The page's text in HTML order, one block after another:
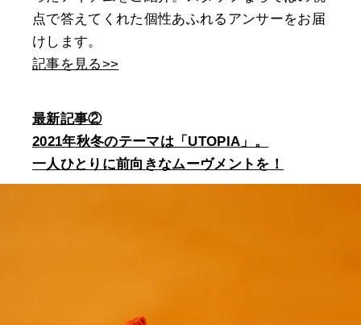
点で答えてくれた個性あふれるアンサーをお届
けします。
記事を見る>>
最新記事②
2021年秋冬のテーマは「UTOPIA」。
一人ひとりに前向きなムーヴメントを！